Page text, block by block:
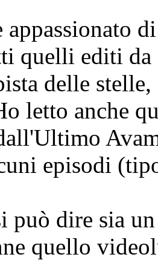
appassionato
quelli editi da
delle
letto anche
episodi
può dire sia
quello